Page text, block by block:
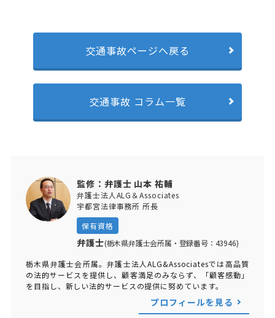
交通事故ページへ戻る
交通事故 コラム一覧
監修：弁護士 山本 祐輔
弁護士法人ALG＆Associates
宇都宮法律事務所 所長
保有資格
弁護士(栃木県弁護士会所属・登録番号：43946)
栃木県弁護士会所属。弁護士法人ALG&Associatesでは高品質
の法的サービスを提供し、顧客満足のみならず、「顧客感動」
を目指し、新しい法的サービスの提供に努めています。
プロフィールを見る